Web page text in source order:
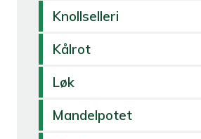
Knollselleri
Kålrot
Løk
Mandelpotet